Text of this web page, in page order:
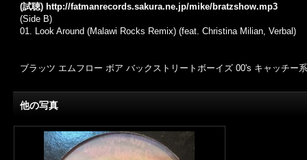
(試聴) http://fatmanrecords.sakura.ne.jp/mike/bratzshow.mp3
(Side B)
01. Look Around (Malawi Rocks Remix) (feat. Christina Milian, Verbal)
ブラッツ エムフロー ボア バックストリートボーイズ 00's キャッチー系
他の写真